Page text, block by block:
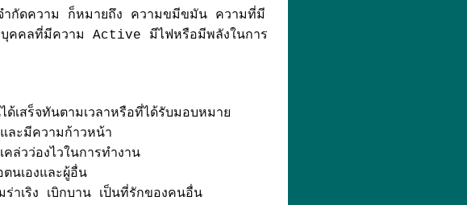
ำกัดความ ก็หมายถึง ความขมีขมัน ความที่มี
บุคคลที่มีความ Active มีไฟหรือมีพลังในการ
ด้เสร็จทันตามเวลาหรือที่ได้รับมอบหมาย
ละมีความก้าวหน้า
วว่องไวในการทำงาน
นเองและผู้อื่น
เริง เบิกบาน เป็นที่รักของคนอื่น